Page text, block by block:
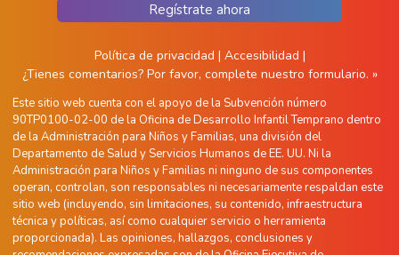
Regístrate ahora
Política de privacidad | Accesibilidad |
¿Tienes comentarios? Por favor, complete nuestro formulario. »
Este sitio web cuenta con el apoyo de la Subvención número
90TP0100-02-00 de la Oficina de Desarrollo Infantil Temprano dentro
de la Administración para Niños y Familias, una división del
Departamento de Salud y Servicios Humanos de EE. UU. Ni la
Administración para Niños y Familias ni ninguno de sus componentes
operan, controlan, son responsables ni necesariamente respaldan este
sitio web (incluyendo, sin limitaciones, su contenido, infraestructura
técnica y políticas, así como cualquier servicio o herramienta
proporcionada). Las opiniones, hallazgos, conclusiones y